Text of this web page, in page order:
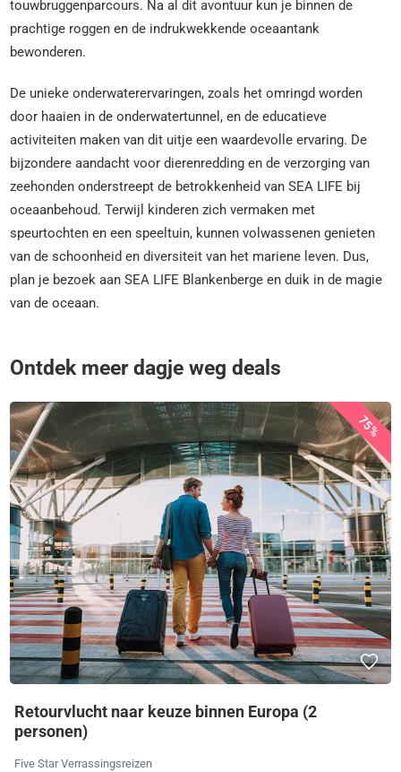
touwbruggenparcours. Na al dit avontuur kun je binnen de
prachtige roggen en de indrukwekkende oceaantank
bewonderen.
De unieke onderwaterervaringen, zoals het omringd worden
door haaien in de onderwatertunnel, en de educatieve
activiteiten maken van dit uitje een waardevolle ervaring. De
bijzondere aandacht voor dierenredding en de verzorging van
zeehonden onderstreept de betrokkenheid van SEA LIFE bij
oceaanbehoud. Terwijl kinderen zich vermaken met
speurtochten en een speeltuin, kunnen volwassenen genieten
van de schoonheid en diversiteit van het mariene leven. Dus,
plan je bezoek aan SEA LIFE Blankenberge en duik in de magie
van de oceaan.
Ontdek meer dagje weg deals
75%
Retourvlucht naar keuze binnen Europa (2
personen)
Five Star Verrassingsreizen